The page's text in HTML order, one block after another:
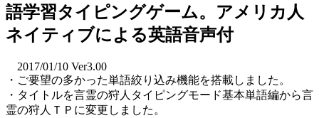
語学習タイピングゲーム。アメリカ人
ネイティブによる英語音声付
2017/01/10 Ver3.00
・ご要望の多かった単語絞り込み機能を搭載しました。
・タイトルを言霊の狩人タイピングモード基本単語編から言
霊の狩人ＴＰに変更しました。